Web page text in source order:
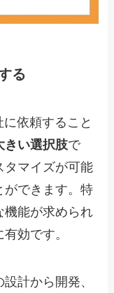
る
依頼すること
きい選択肢で
タマイズが可能
ができます。特
機能が求められ
効です。
計から開発、